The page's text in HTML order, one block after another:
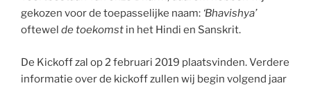
gekozen voor de toepasselijke naam: ‘Bhavishya’
oftewel de toekomst in het Hindi en Sanskrit.
De Kickoff zal op 2 februari 2019 plaatsvinden. Verdere
informatie over de kickoff zullen wij begin volgend jaar